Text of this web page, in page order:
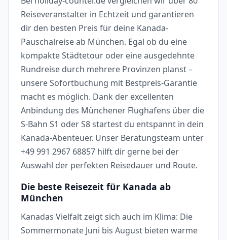
Reiseveranstalter in Echtzeit und garantieren
dir den besten Preis für deine Kanada-
Pauschalreise ab München. Egal ob du eine
kompakte Städtetour oder eine ausgedehnte
Rundreise durch mehrere Provinzen planst –
unsere Sofortbuchung mit Bestpreis-Garantie
macht es möglich. Dank der excellenten
Anbindung des Münchener Flughafens über die
S-Bahn S1 oder S8 startest du entspannt in dein
Kanada-Abenteuer. Unser Beratungsteam unter
+49 991 2967 68857 hilft dir gerne bei der
Auswahl der perfekten Reisedauer und Route.
Die beste Reisezeit für Kanada ab
München
Kanadas Vielfalt zeigt sich auch im Klima: Die
Sommermonate Juni bis August bieten warme